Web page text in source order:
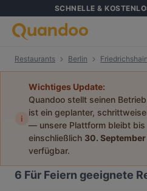
SCHNELLE &
Restaurants Berlin Friedrichshain
i
Wichtiges Update:
Quandoo stellt seinen
ist ein geplanter,
— unsere Plattform bleibt bis
einschließlich 30.
verfügbar.
6 Für Feiern geeignete